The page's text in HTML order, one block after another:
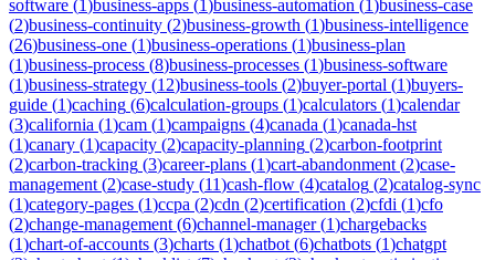
software (1)business-apps (1)business-automation (1)business-case
(2)business-continuity (2)business-growth (1)business-intelligence
(26)business-one (1)business-operations (1)business-plan
(1)business-process (8)business-processes (1)business-software
(1)business-strategy (12)business-tools (2)buyer-portal (1)buyers-
guide (1)caching (6)calculation-groups (1)calculators (1)calendar
(3)california (1)cam (1)campaigns (4)canada (1)canada-hst
(1)canary (1)capacity (2)capacity-planning (2)carbon-footprint
(2)carbon-tracking (3)career-plans (1)cart-abandonment (2)case-
management (2)case-study (11)cash-flow (4)catalog (2)catalog-sync
(1)category-pages (1)ccpa (2)cdn (2)certification (2)cfdi (1)cfo
(2)change-management (6)channel-manager(1)chargebacks
(1)chart-of-accounts (3)charts (1)chatbot (6)chatbots (1)chatgpt